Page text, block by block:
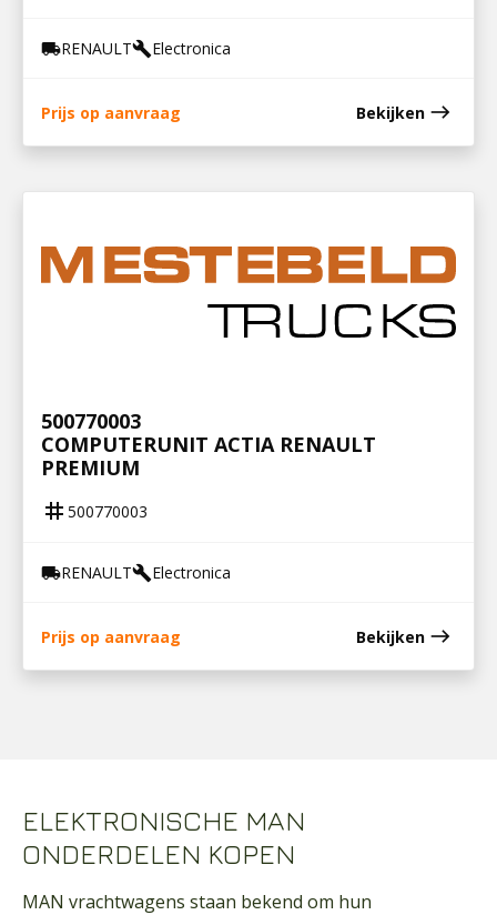
local_shippingRENAULTbuildElectronica
Prijs op aanvraag Bekijken east
500770003
COMPUTERUNIT ACTIA RENAULT
PREMIUM
tag 500770003
local_shippingRENAULTbuildElectronica
Prijs op aanvraag Bekijken east
ELEKTRONISCHE MAN
ONDERDELEN KOPEN
MAN vrachtwagens staan bekend om hun